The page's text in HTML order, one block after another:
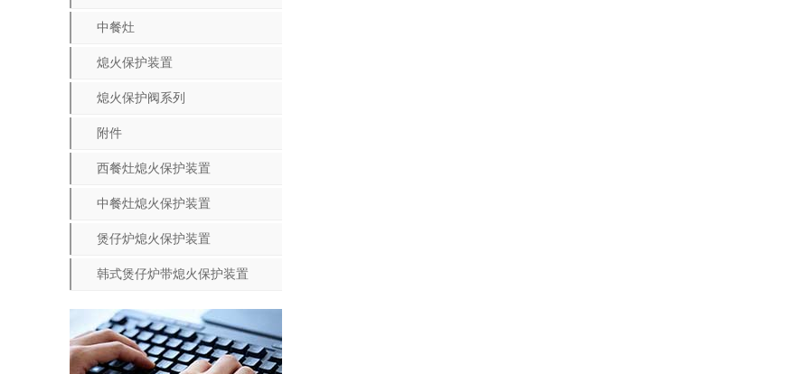
中餐灶
熄火保护装置
熄火保护阀系列
附件
西餐灶熄火保护装置
中餐灶熄火保护装置
煲仔炉熄火保护装置
韩式煲仔炉带熄火保护装置